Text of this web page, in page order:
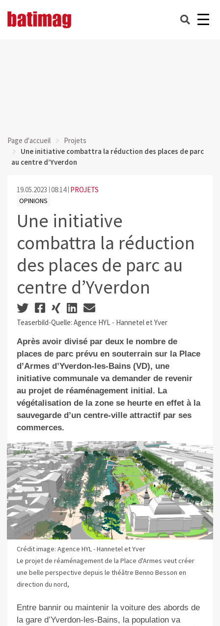
Page d'accueil
Projets
Une initiative combattra la réduction des places de parc
au centre d’Yverdon
19.05.2023 08:14 PROJETS
OPINIONS
Une initiative
combattra la réduction
des places de parc au
centre d’Yverdon
Teaserbild-Quelle: Agence HYL - Hannetel et Yver
Après avoir divisé par deux le nombre de
places de parc prévu en souterrain sur la Place
d’Armes d’Yverdon-les-Bains (VD), une
initiative communale va demander de revenir
au projet de réaménagement initial. La
végétalisation de la zone se heurte en effet à la
sauvegarde d’un centre-ville attractif par ses
commerces.
Crédit image: Agence HYL - Hannetel et Yver
Le projet de réaménagement de la Place d'Armes veut créer
une belle perspective depuis le théâtre Benno Besson en
direction du nord,
Entre bannir ou maintenir la voiture des abords de
la gare d’Yverdon-les-Bains, la population va